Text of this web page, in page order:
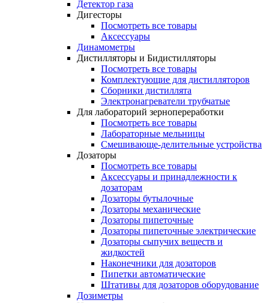
Детектор газа
Дигесторы
Посмотреть все товары
Аксессуары
Динамометры
Дистилляторы и Бидистилляторы
Посмотреть все товары
Комплектующие для дистилляторов
Сборники дистиллята
Электронагреватели трубчатые
Для лабораторий зернопереработки
Посмотреть все товары
Лабораторные мельницы
Смешивающе-делительные устройства
Дозаторы
Посмотреть все товары
Аксессуары и принадлежности к
дозаторам
Дозаторы бутылочные
Дозаторы механические
Дозаторы пипеточные
Дозаторы пипеточные электрические
Дозаторы сыпучих веществ и
жидкостей
Наконечники для дозаторов
Пипетки автоматические
Штативы для дозаторов оборудование
Дозиметры